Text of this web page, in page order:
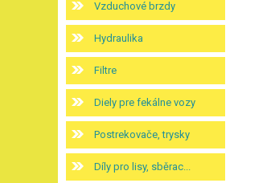
Vzduchové brzdy
Hydraulika
Filtre
Diely pre fekálne vozy
Postrekovače, trysky
Díly pro lisy, sběrac...